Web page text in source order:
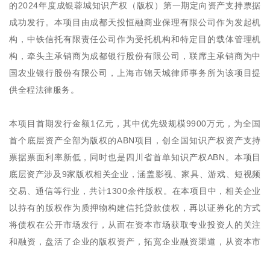
的2024年度成银蓉城知识产权（版权）第一期定向资产支持票据
成功发行。本项目由成都天投恒融商业保理有限公司作为发起机
构，中铁信托有限责任公司作为受托机构和特定目的载体管理机
构，牵头主承销商为成都银行股份有限公司，联席主承销商为中
国农业银行股份有限公司，上海市锦天城律师事务所为该项目提
供全程法律服务。
本项目首期发行金额1亿元，其中优先级规模9900万元，为全国
首个底层资产全部为版权的ABN项目，创全国知识产权资产支持
票据票面利率新低，同时也是四川省首单知识产权ABN。本项目
底层资产涉及9家版权相关企业，涵盖影视、家具、游戏、短视频
交易、通信等行业，共计1300余件版权。在本项目中，相关企业
以持有的版权作为质押物构建信托贷款债权，再以证券化的方式
将债权在公开市场发行，从而在资本市场获取专业投资人的关注
和融资，盘活了企业的版权资产，拓宽企业融资渠道，从资本市